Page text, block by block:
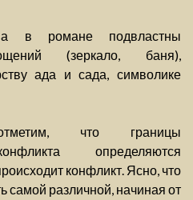
в романе подвластны
(зеркало, баня),
ада и сада, символике
что границы
определяются
конфликт. Ясно, что
самой различной, начиная от